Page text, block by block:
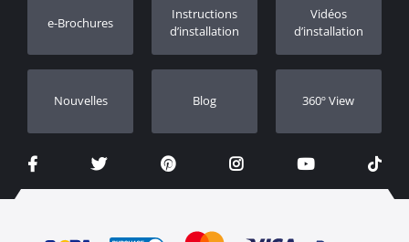
Concessionnaires
e-Brochures
Instructions
d’installation
Vidéos
d’installation
Nouvelles Blog 360º View